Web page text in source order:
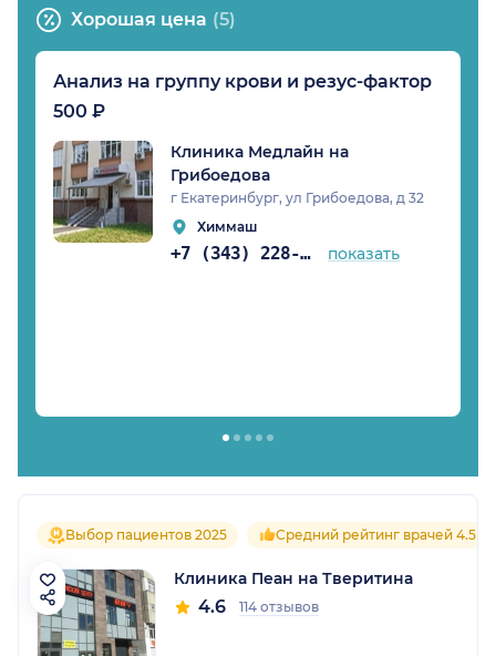
Хорошая цена (5)
Анализ на группу крови и резус-фактор
500 ₽
Клиника Медлайн на
Грибоедова
г Екатеринбург, ул Грибоедова, д 32
Химмаш
+7 (343) 228-11-99 показать
Выбор пациентов 2025 Средний рейтинг врачей 4.5
Клиника Пеан на Тверитина
4.6 114 отзывов